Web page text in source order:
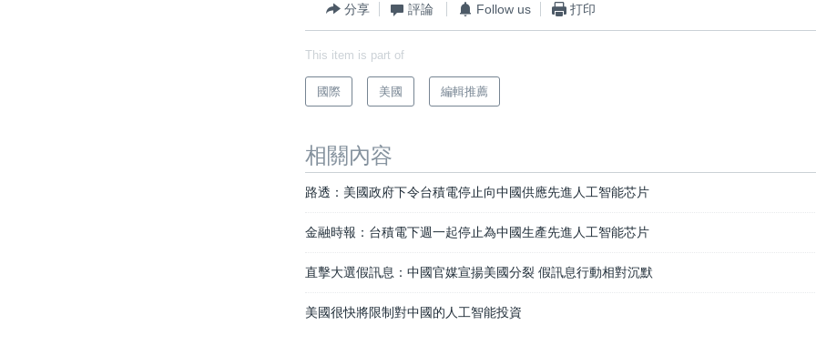
分享 評論 Follow us 打印
This item is part of
國際 美國 編輯推薦
相關內容
路透：美國政府下令台積電停止向中國供應先進人工智能芯片
金融時報：台積電下週一起停止為中國生產先進人工智能芯片
直擊大選假訊息：中國官媒宣揚美國分裂 假訊息行動相對沉默
美國很快將限制對中國的人工智能投資